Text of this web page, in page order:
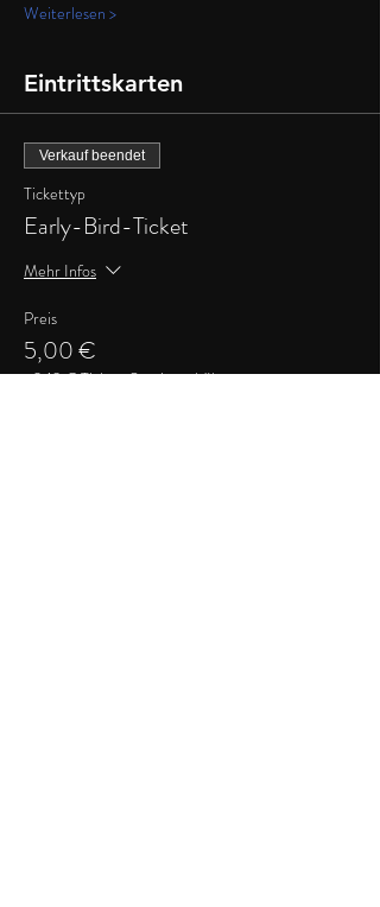
Weiterlesen >
Eintrittskarten
Verkauf beendet
Tickettyp
Early-Bird-Ticket
Mehr Infos
Preis
5,00 €
+0,13 € Ticket-Servicegebühr